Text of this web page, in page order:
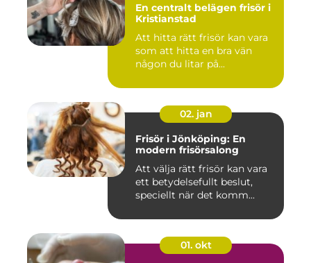
En centralt belägen frisör i
Kristianstad
Att hitta rätt frisör kan vara
som att hitta en bra vän
någon du litar på...
02. jan
Frisör i Jönköping: En
modern frisörsalong
Att välja rätt frisör kan vara
ett betydelsefullt beslut,
speciellt när det komm...
01. okt